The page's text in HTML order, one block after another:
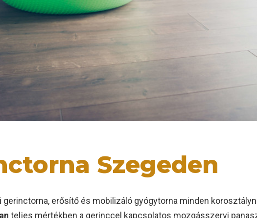
Szegeden
gerinctorna, erősítő és mobilizáló gyógytorna minden
teljes mértékben a gerinccel kapcsolatos mozgásszervi